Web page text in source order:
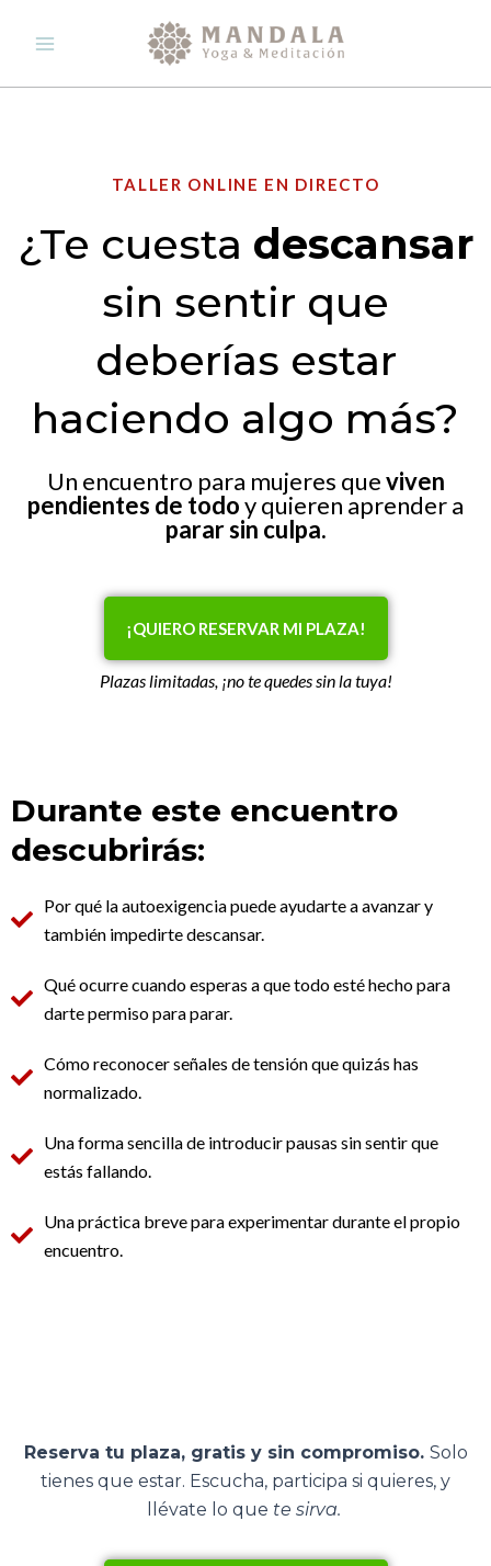
TALLER ONLINE EN DIRECTO
¿Te cuesta descansar
sin sentir que
deberías estar
haciendo algo más?
Un encuentro para mujeres queviven
pendientes de todoy quieren aprender a
parar sin culpa.
¡QUIERO RESERVAR MI PLAZA!
Plazas limitadas, ¡no te quedes sin la tuya!
Durante este encuentro
descubrirás:
Por qué la autoexigencia puede ayudarte a avanzar y
también impedirte descansar.
Qué ocurre cuando esperas a que todo esté hecho para
darte permiso para parar.
Cómo reconocer señales de tensión que quizás has
normalizado.
Una forma sencilla de introducir pausas sin sentir que
estás fallando.
Una práctica breve para experimentar durante el propio
encuentro.
Reserva tu plaza, gratis y sin compromiso. Solo
tienes que estar. Escucha, participa si quieres, y
llévate lo que te sirva.